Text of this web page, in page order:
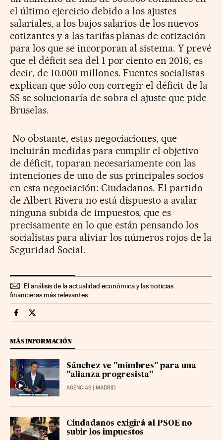
el último ejercicio debido a los ajustes
salariales, a los bajos salarios de los nuevos
cotizantes y a las tarifas planas de cotización
para los que se incorporan al sistema. Y prevé
que el déficit sea del 1 por ciento en 2016, es
decir, de 10.000 millones. Fuentes socialistas
explican que sólo con corregir el déficit de la
SS se solucionaría de sobra el ajuste que pide
Bruselas.
No obstante, estas negociaciones, que
incluirán medidas para cumplir el objetivo
de déficit, toparan necesariamente con las
intenciones de uno de sus principales socios
en esta negociación: Ciudadanos. El partido
de Albert Rivera no está dispuesto a avalar
ninguna subida de impuestos, que es
precisamente en lo que están pensando los
socialistas para aliviar los números rojos de la
Seguridad Social.
El análisis de la actualidad económica y las noticias
financieras más relevantes
Economia Cinco Días en Facebook
Economia Cinco Días en Twitter
MÁS INFORMACIÓN
Sánchez ve "mimbres" para una
"alianza progresista"
AGENCIAS | MADRID
Ciudadanos exigirá al PSOE no
subir los impuestos